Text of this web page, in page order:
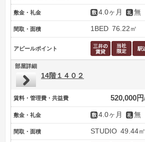
敷金・礼金 4.0ヶ月 無
間取・面積 1BED 76.22㎡
アピールポイント
部屋詳細
14階１４０２
賃料・管理費・共益費 520,000円
敷金・礼金 4.0ヶ月 無
間取・面積 STUDIO 49.44㎡